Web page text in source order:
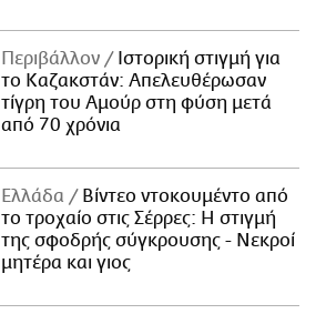
Περιβάλλον
Ιστορική στιγμή για
το Καζακστάν: Απελευθέρωσαν
τίγρη του Αμούρ στη φύση μετά
από 70 χρόνια
Ελλάδα
Βίντεο ντοκουμέντο από
το τροχαίο στις Σέρρες: Η στιγμή
της σφοδρής σύγκρουσης - Νεκροί
μητέρα και γιος